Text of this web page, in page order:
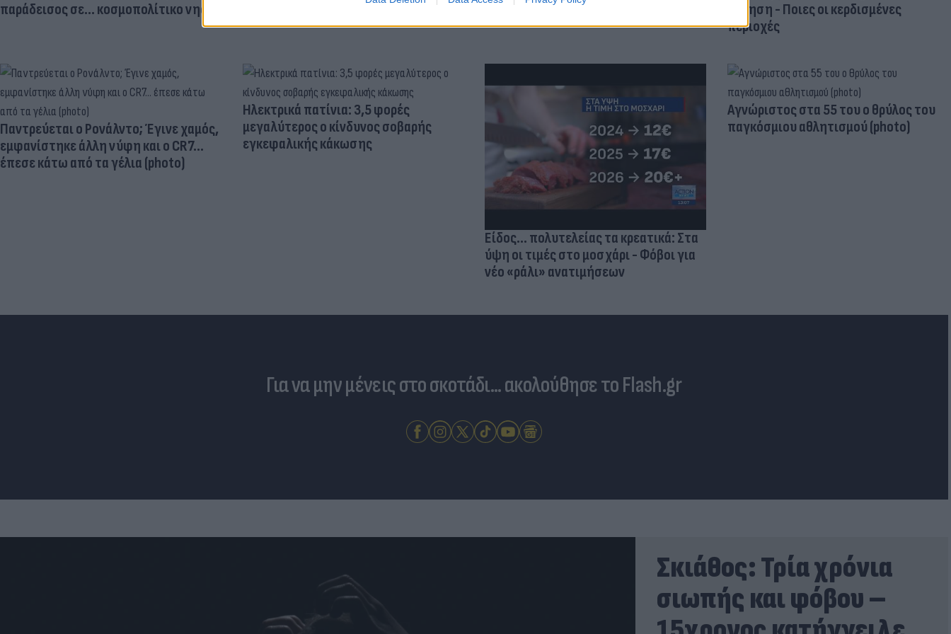
παράδεισος σε... κοσμοπολίτικο νησί
δόμηση - Ποιες οι κερδισμένες
περιοχές
Παντρεύεται ο Ρονάλντο; Έγινε χαμός,
εμφανίστηκε άλλη νύφη και ο CR7…
έπεσε κάτω από τα γέλια (photo)
Ηλεκτρικά πατίνια: 3,5 φορές
μεγαλύτερος ο κίνδυνος σοβαρής
εγκεφαλικής κάκωσης
Είδος... πολυτελείας τα κρεατικά: Στα
ύψη οι τιμές στο μοσχάρι - Φόβοι για
νέο «ράλι» ανατιμήσεων
Aγνώριστος στα 55 του ο θρύλος του
παγκόσμιου αθλητισμού (photo)
Για να μην μένεις στο σκοτάδι... ακολούθησε το Flash.gr
Σκιάθος: Τρία χρόνια
σιωπής και φόβου –